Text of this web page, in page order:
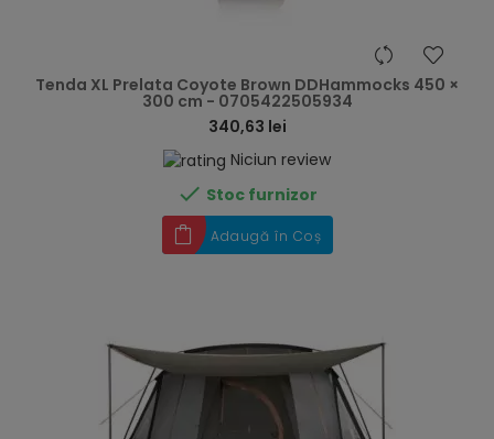
Tenda XL Prelata Coyote Brown DDHammocks 450 ×
300 cm - 0705422505934
340,63 lei
Niciun review
 Stoc furnizor
Adaugă în Coș